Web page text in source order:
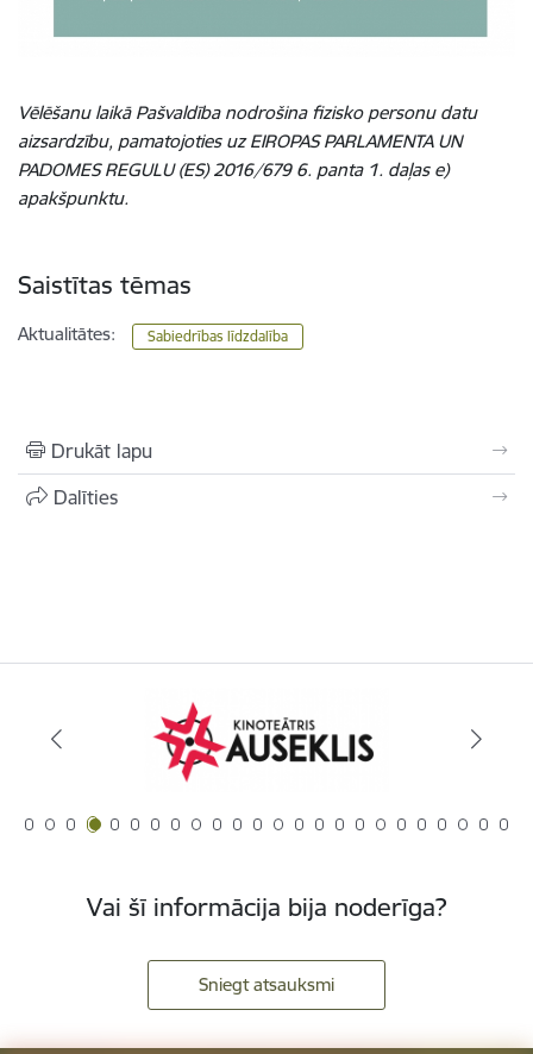
Vēlēšanu laikā Pašvaldība nodrošina fizisko personu datu
aizsardzību, pamatojoties uz EIROPAS PARLAMENTA UN
PADOMES REGULU (ES) 2016/679 6. panta 1. daļas e)
apakšpunktu.
Saistītas tēmas
Aktualitātes: Sabiedrības līdzdalība
Drukāt lapu
Dalīties
Vai šī informācija bija noderīga?
Sniegt atsauksmi